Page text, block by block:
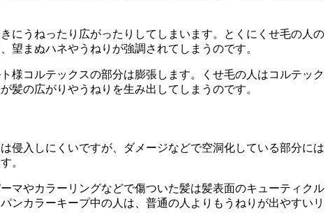
にうねったり広がったりしてしまいます。とくにくせ毛の人の
まぬハネやうねりが強調されてしまうのです。
様コルテックスの部分は膨張します。くせ毛の人はコルテック
髪の広がりやうねりを生み出してしまうのです。
侵入しにくいですが、ダメージなどで空洞化している部分には
。
マやカラーリングなどで傷ついた髪は髪表面のキューティクル
ンカラーキープ中の人は、普通の人よりもうねりが出やすいリ